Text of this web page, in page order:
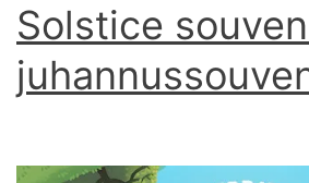
Solstice